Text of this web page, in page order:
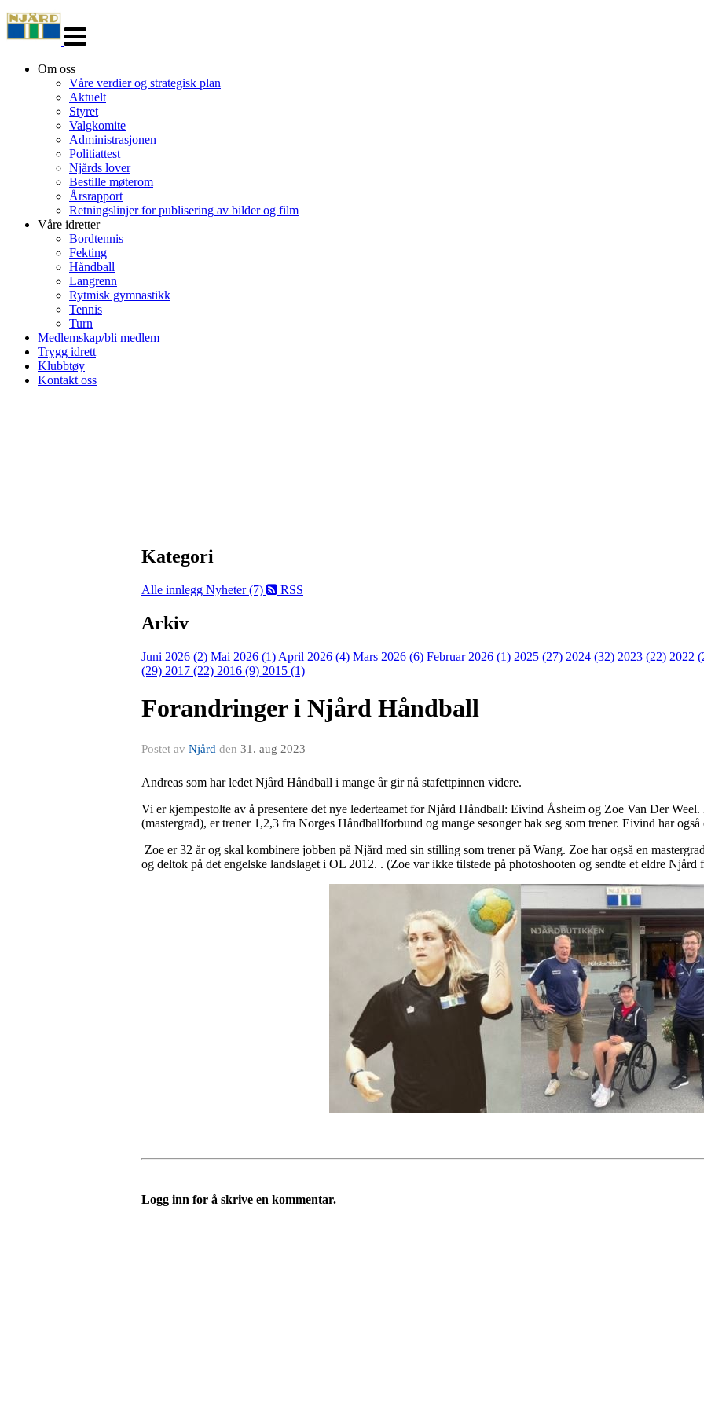
navigasjon
Om oss
Våre verdier og strategisk plan
Aktuelt
Styret
Valgkomite
Administrasjonen
Politiattest
Njårds lover
Bestille møterom
Årsrapport
Retningslinjer for publisering av bilder og film
Våre idretter
Bordtennis
Fekting
Håndball
Langrenn
Rytmisk gymnastikk
Tennis
Turn
Medlemskap/bli medlem
Trygg idrett
Klubbtøy
Kontakt oss
Kategori
Alle innlegg Nyheter (7) RSS
Arkiv
Juni 2026 (2) Mai 2026 (1) April 2026 (4) Mars 2026 (6) Februar 2026 (1) 2025 (27) 2024 (32) 2023 (22) 2022
(29) 2017 (22) 2016 (9) 2015 (1)
Forandringer i Njård Håndball
Postet av Njård den 31. aug 2023
Andreas som har ledet Njård Håndball i mange år gir nå stafettpinnen videre.
Vi er kjempestolte av å presentere det nye lederteamet for Njård Håndball: Eivind Åsheim og Zoe Van Der
(mastergrad), er trener 1,2,3 fra Norges Håndballforbund og mange sesonger bak seg som trener. Eivind har
Zoe er 32 år og skal kombinere jobben på Njård med sin stilling som trener på Wang. Zoe har også en
og deltok på det engelske landslaget i OL 2012. . (Zoe var ikke tilstede på photoshooten og sendte et eldre Njård
Logg inn for å skrive en kommentar.